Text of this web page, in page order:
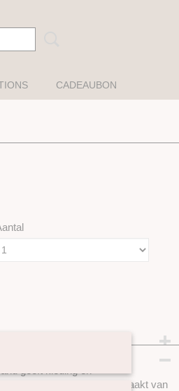
CADEAUBON
uitstraling. De knoop is gemaakt van